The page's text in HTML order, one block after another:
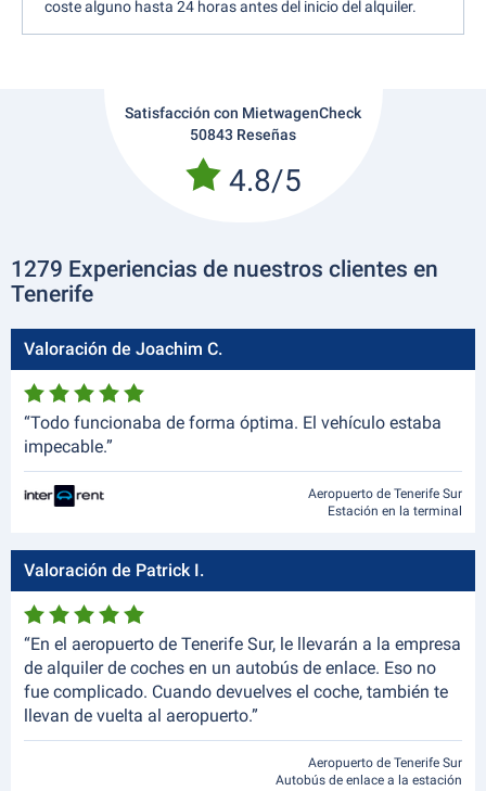
coste alguno hasta 24 horas antes del inicio del alquiler.
Satisfacción con MietwagenCheck
50843 Reseñas
4.8/5
1279 Experiencias de nuestros clientes en
Tenerife
Valoración de Joachim C.
“Todo funcionaba de forma óptima. El vehículo estaba
impecable.”
Aeropuerto de Tenerife Sur
Estación en la terminal
Valoración de Patrick I.
“En el aeropuerto de Tenerife Sur, le llevarán a la empresa
de alquiler de coches en un autobús de enlace. Eso no
fue complicado. Cuando devuelves el coche, también te
llevan de vuelta al aeropuerto.”
Aeropuerto de Tenerife Sur
Autobús de enlace a la estación